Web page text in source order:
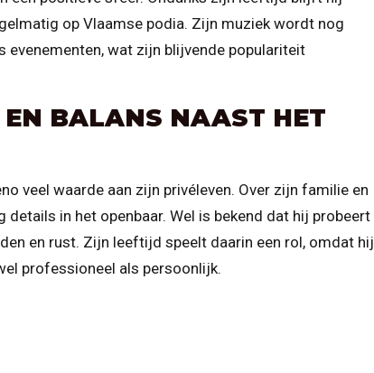
op Vlaamse podia. Zijn muziek wordt nog
wat zijn blijvende populariteit
BALANS NAAST HET
veel waarde aan zijn privéleven. Over zijn familie en
in het openbaar. Wel is bekend dat hij probeert
en rust. Zijn leeftijd speelt daarin een rol, omdat hij
professioneel als persoonlijk.